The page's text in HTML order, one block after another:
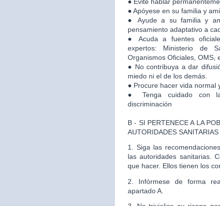
● Evite hablar
● Apóyese en su familia y
● Ayude a su familia y
pensamiento adaptativo a
● Acuda a fuentes
expertos: Ministerio de
Organismos Oficiales, OMS,
● No contribuya a dar
miedo ni el de los demás.
● Procure hacer vida normal
● Tenga cuidado con
discriminación
B - SI PERTENECE A LA
AUTORIDADES SANITARIAS
1. Siga las
las autoridades sanitarias.
que hacer. Ellos tienen los
2. Infórmese de forma
apartado A.